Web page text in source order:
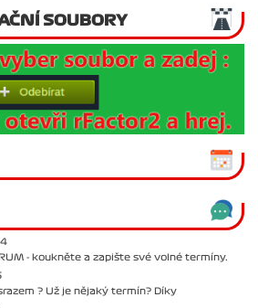
SOUBORY
- koukněte a zapište své volné termíny.
? Už je nějaký termín? Díky